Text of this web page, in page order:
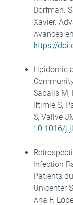
Dorfman.
Xavier.
Avances
https://
Lipidomic
Saballs M,
Iftimie S,
S, Vallvé
10.1016/
Infection
Patients
Unicenter
Ana F.